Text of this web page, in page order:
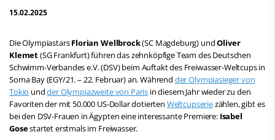
15.02.2025
Die OlympiastarsFlorian Wellbrock(SC Magdeburg) undOliver
Klemet(SG Frankfurt) führen das zehnköpfige Team des Deutschen
Schwimm-Verbandes e.V. (DSV) beim Auftakt des Freiwasser-Weltcups in
Soma Bay (EGY/21. – 22. Februar) an. Während der Olympiasieger von
Tokio undder Olympiazweite von Paris in diesem Jahr wieder zu den
Favoriten der mit 50.000 US-Dollar dotierten Weltcupseriezählen, gibt es
bei den DSV-Frauen in Ägypten eine interessante Premiere: Isabel
Gosestartet erstmals im Freiwasser.